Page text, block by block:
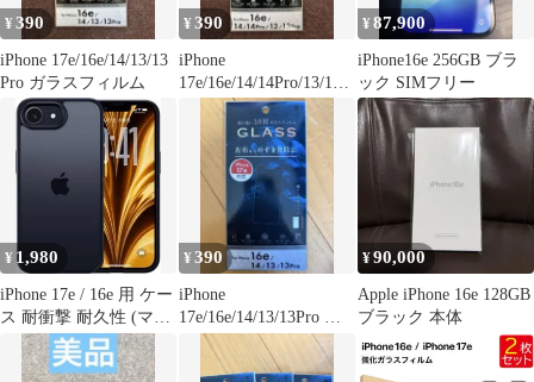
¥390
iPhone 17e/16e/14/13/13
Pro ガラスフィルム
¥390
iPhone
17e/16e/14/14Pro/13/13P
ro ガラスフィルム
¥87,900
iPhone16e 256GB ブラ
ック SIMフリー
¥ 1,980
iPhone 17e / 16e 用 ケー
ス 耐衝撃 耐久性 (マッ
トブラック)
¥390
iPhone
17e/16e/14/13/13Pro 覗
き見防止フィルム
¥90,000
Apple iPhone 16e 128GB
ブラック 本体